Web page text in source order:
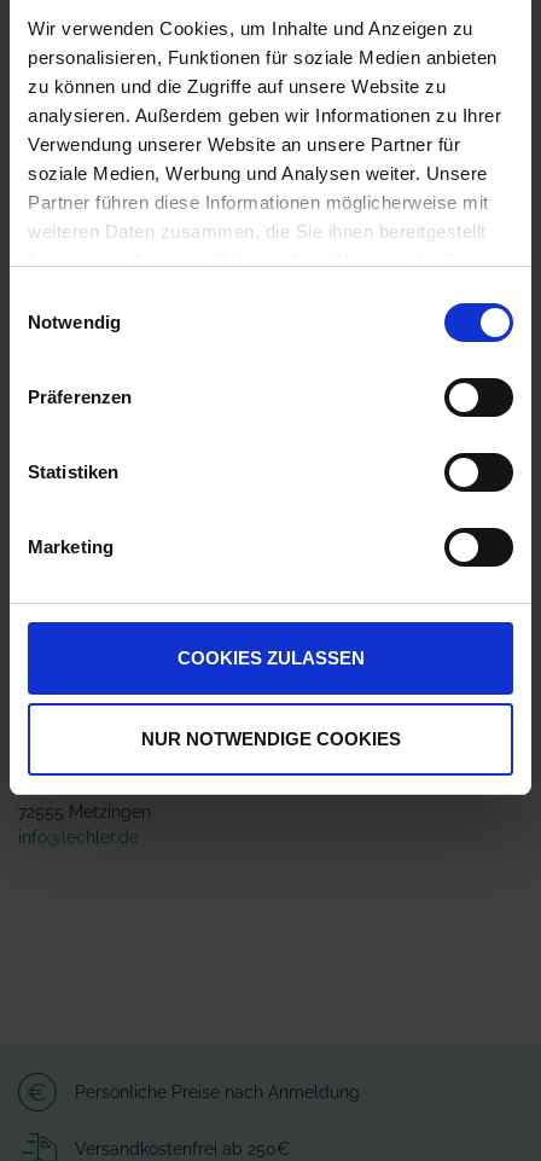
Wir verwenden Cookies, um Inhalte und Anzeigen zu
personalisieren, Funktionen für soziale Medien anbieten
zu können und die Zugriffe auf unsere Website zu
analysieren. Außerdem geben wir Informationen zu Ihrer
Verwendung unserer Website an unsere Partner für
soziale Medien, Werbung und Analysen weiter. Unsere
Partner führen diese Informationen möglicherweise mit
weiteren Daten zusammen, die Sie ihnen bereitgestellt
Notwendig
Präferenzen
Statistiken
Marketing
COOKIES ZULASSEN
NUR NOTWENDIGE COOKIES
ZUM PRODUKT ZUM PRODUKT
Anmelden für Ihren persönlichen Preis
10,54 € / St
12,54 €
inkl. 19% MwSt.
ab Mittwoch, 12. August 2026
Menge
QTY_CONTROL_DECREASE
Herstellerinformationen (GPSR)
72555 Metzingen
info@lechler.de
Persönliche Preise nach Anmeldung
Versandkostenfrei ab 250€